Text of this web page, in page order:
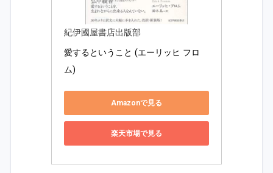
紀伊國屋書店出版部
愛するということ (エーリッヒ フロ
ム)
Amazonで見る
楽天市場で見る